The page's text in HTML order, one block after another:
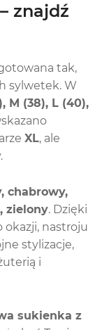
znajdź
tak,
sylwetek. W
M (38), L (40),
XL, ale
chabrowy,
zielony. Dzięki
okazji, nastroju
stylizacje,
i
sukienka z